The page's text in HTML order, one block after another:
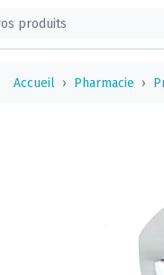
Accueil Pharmacie